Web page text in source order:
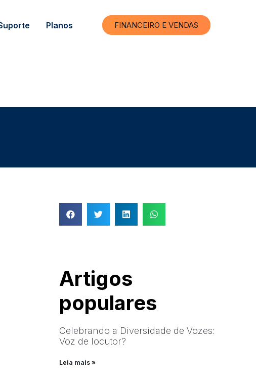
Planos FINANCEIRO E VENDAS
Artigos
populares
Celebrando a Diversidade de Vozes:
Voz de locutor?
Leia mais »